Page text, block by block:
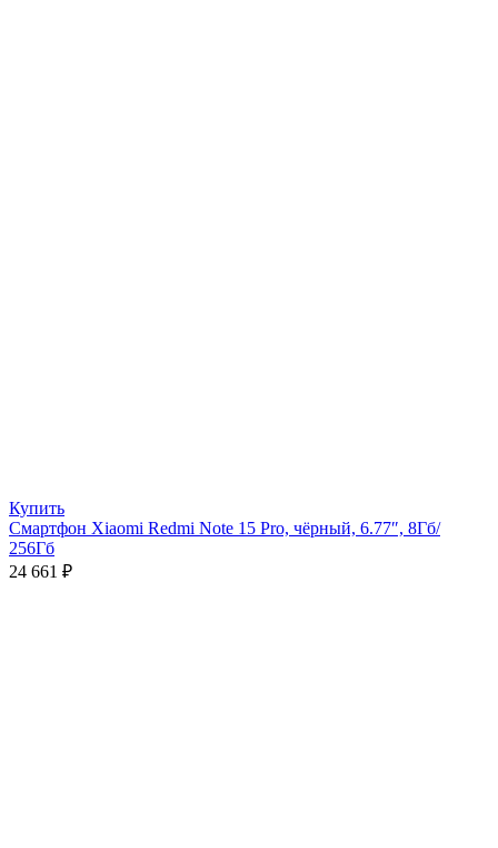
Купить
Смартфон Xiaomi Redmi Note 15 Pro, чёрный, 6.77″, 8Гб/
256Гб
24 661 ₽